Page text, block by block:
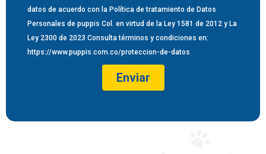
datos de acuerdo con la Política de tratamiento de Datos
Personales de puppis Col. en virtud de la Ley 1581 de 2012 y La
Ley 2300 de 2023 Consulta términos y condiciones en:
https://www.puppis.com.co/proteccion-de-datos